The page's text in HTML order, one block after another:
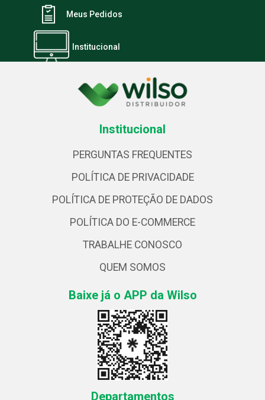
Meus Pedidos
Institucional
Institucional
PERGUNTAS FREQUENTES
POLÍTICA DE PRIVACIDADE
POLÍTICA DE PROTEÇÃO DE DADOS
POLÍTICA DO E-COMMERCE
TRABALHE CONOSCO
QUEM SOMOS
Baixe já o APP da Wilso
Departamentos